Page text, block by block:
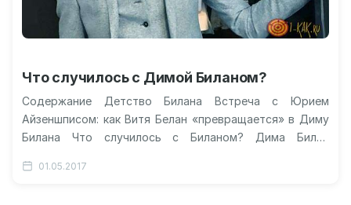
Что случилось с Димой Биланом?
Содержание Детство Билана Встреча с Юрием
Айзеншписом: как Витя Белан «превращается» в Диму
Билана Что случилось с Биланом? Дима Билан
01.05.2017